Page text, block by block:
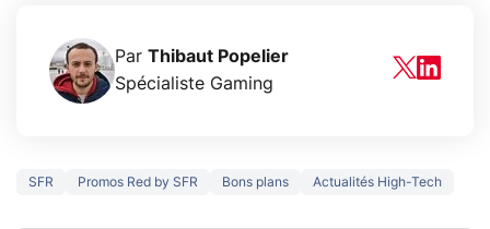
Par Thibaut Popelier
Spécialiste Gaming
SFR Promos Red by SFR Bons plans Actualités High-Tech